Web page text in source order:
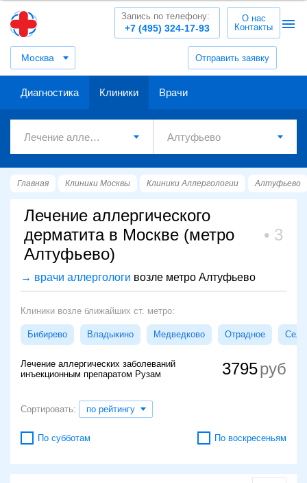
Москва Отправить заявку
+7 (495) 324-17-93
Запись по телефону:
О нас
Контакты
Диагностика Клиники Врачи
Главная Клиники Москвы Клиники Аллергологии Алтуфьево
Лечение аллергического
дерматита в Москве (метро
Алтуфьево)
3
→ врачи аллергологи возле метро Алтуфьево
Клиники возле ближайших ст. метро:
Бибирево Владыкино Медведково Отрадное
Лечение аллергических заболеваний
инъекционным препаратом Рузам
3795
Сортировать: по рейтингу
По субботам По воскресеньям